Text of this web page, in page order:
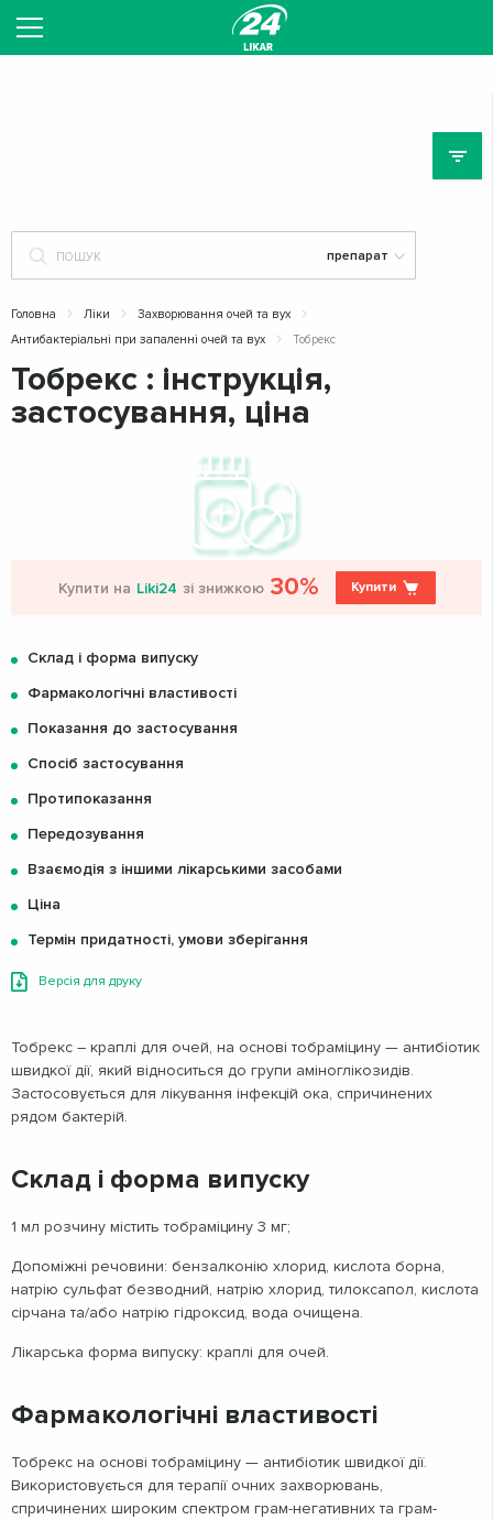
Головна Ліки
Захворювання очей та вух
Антибактеріальні при запаленні очей та вух
Тобрекс
Тобрекс : інструкція,
застосування, ціна
Склад і форма випуску
Фармакологічні властивості
Показання до застосування
Спосіб застосування
Протипоказання
Передозування
Взаємодія з іншими лікарськими засобами
Ціна
Термін придатності, умови зберігання
Версія для друку
Купити на Liki24 зі знижкою 30% Купити
Тобрекс – краплі для очей, на основі тобраміцину — антибіотик
швидкої дії, який відноситься до групи аміноглікозидів.
Застосовується для лікування інфекцій ока, спричинених
рядом бактерій.
Склад і форма випуску
1 мл розчину містить тобраміцину 3 мг;
Допоміжні речовини: бензалконію хлорид, кислота борна,
натрію сульфат безводний, натрію хлорид, тилоксапол, кислота
сірчана та/або натрію гідроксид, вода очищена.
Лікарська форма випуску: краплі для очей.
Фармакологічні властивості
Тобрекс на основі тобраміцину — антибіотик швидкої дії.
Використовується для терапії очних захворювань,
спричинених широким спектром грам-негативних та грам-